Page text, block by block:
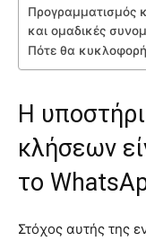
Προγραμματισμός
και ομαδικές
Πότε θα
Η
κλήσεων
το
Στόχος αυτής της